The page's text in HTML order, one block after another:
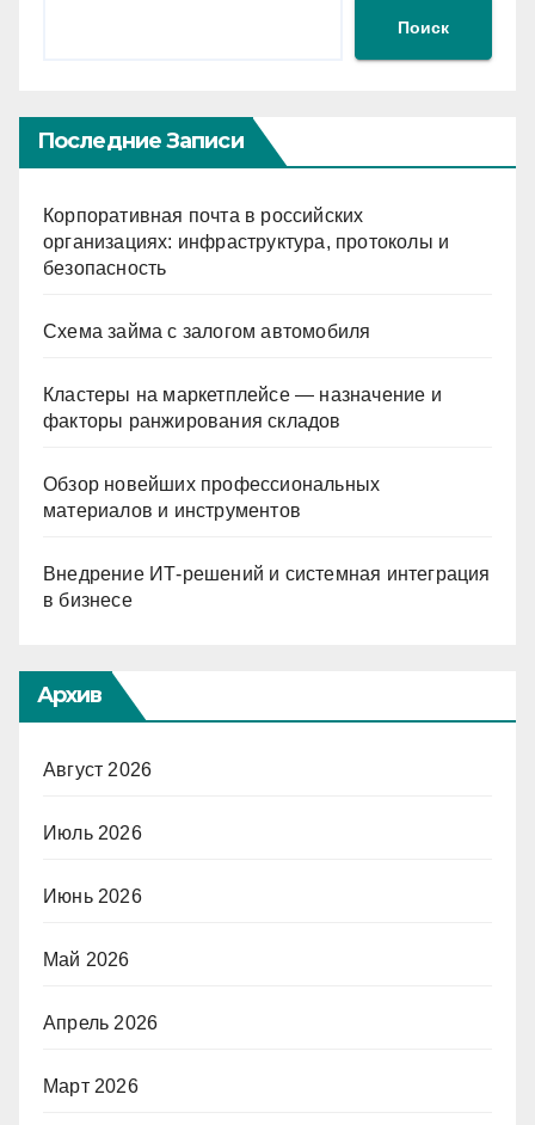
Поиск
Последние Записи
Корпоративная почта в российских
организациях: инфраструктура, протоколы и
безопасность
Схема займа с залогом автомобиля
Кластеры на маркетплейсе — назначение и
факторы ранжирования складов
Обзор новейших профессиональных
материалов и инструментов
Внедрение ИТ-решений и системная интеграция
в бизнесе
Архив
Август 2026
Июль 2026
Июнь 2026
Май 2026
Апрель 2026
Март 2026